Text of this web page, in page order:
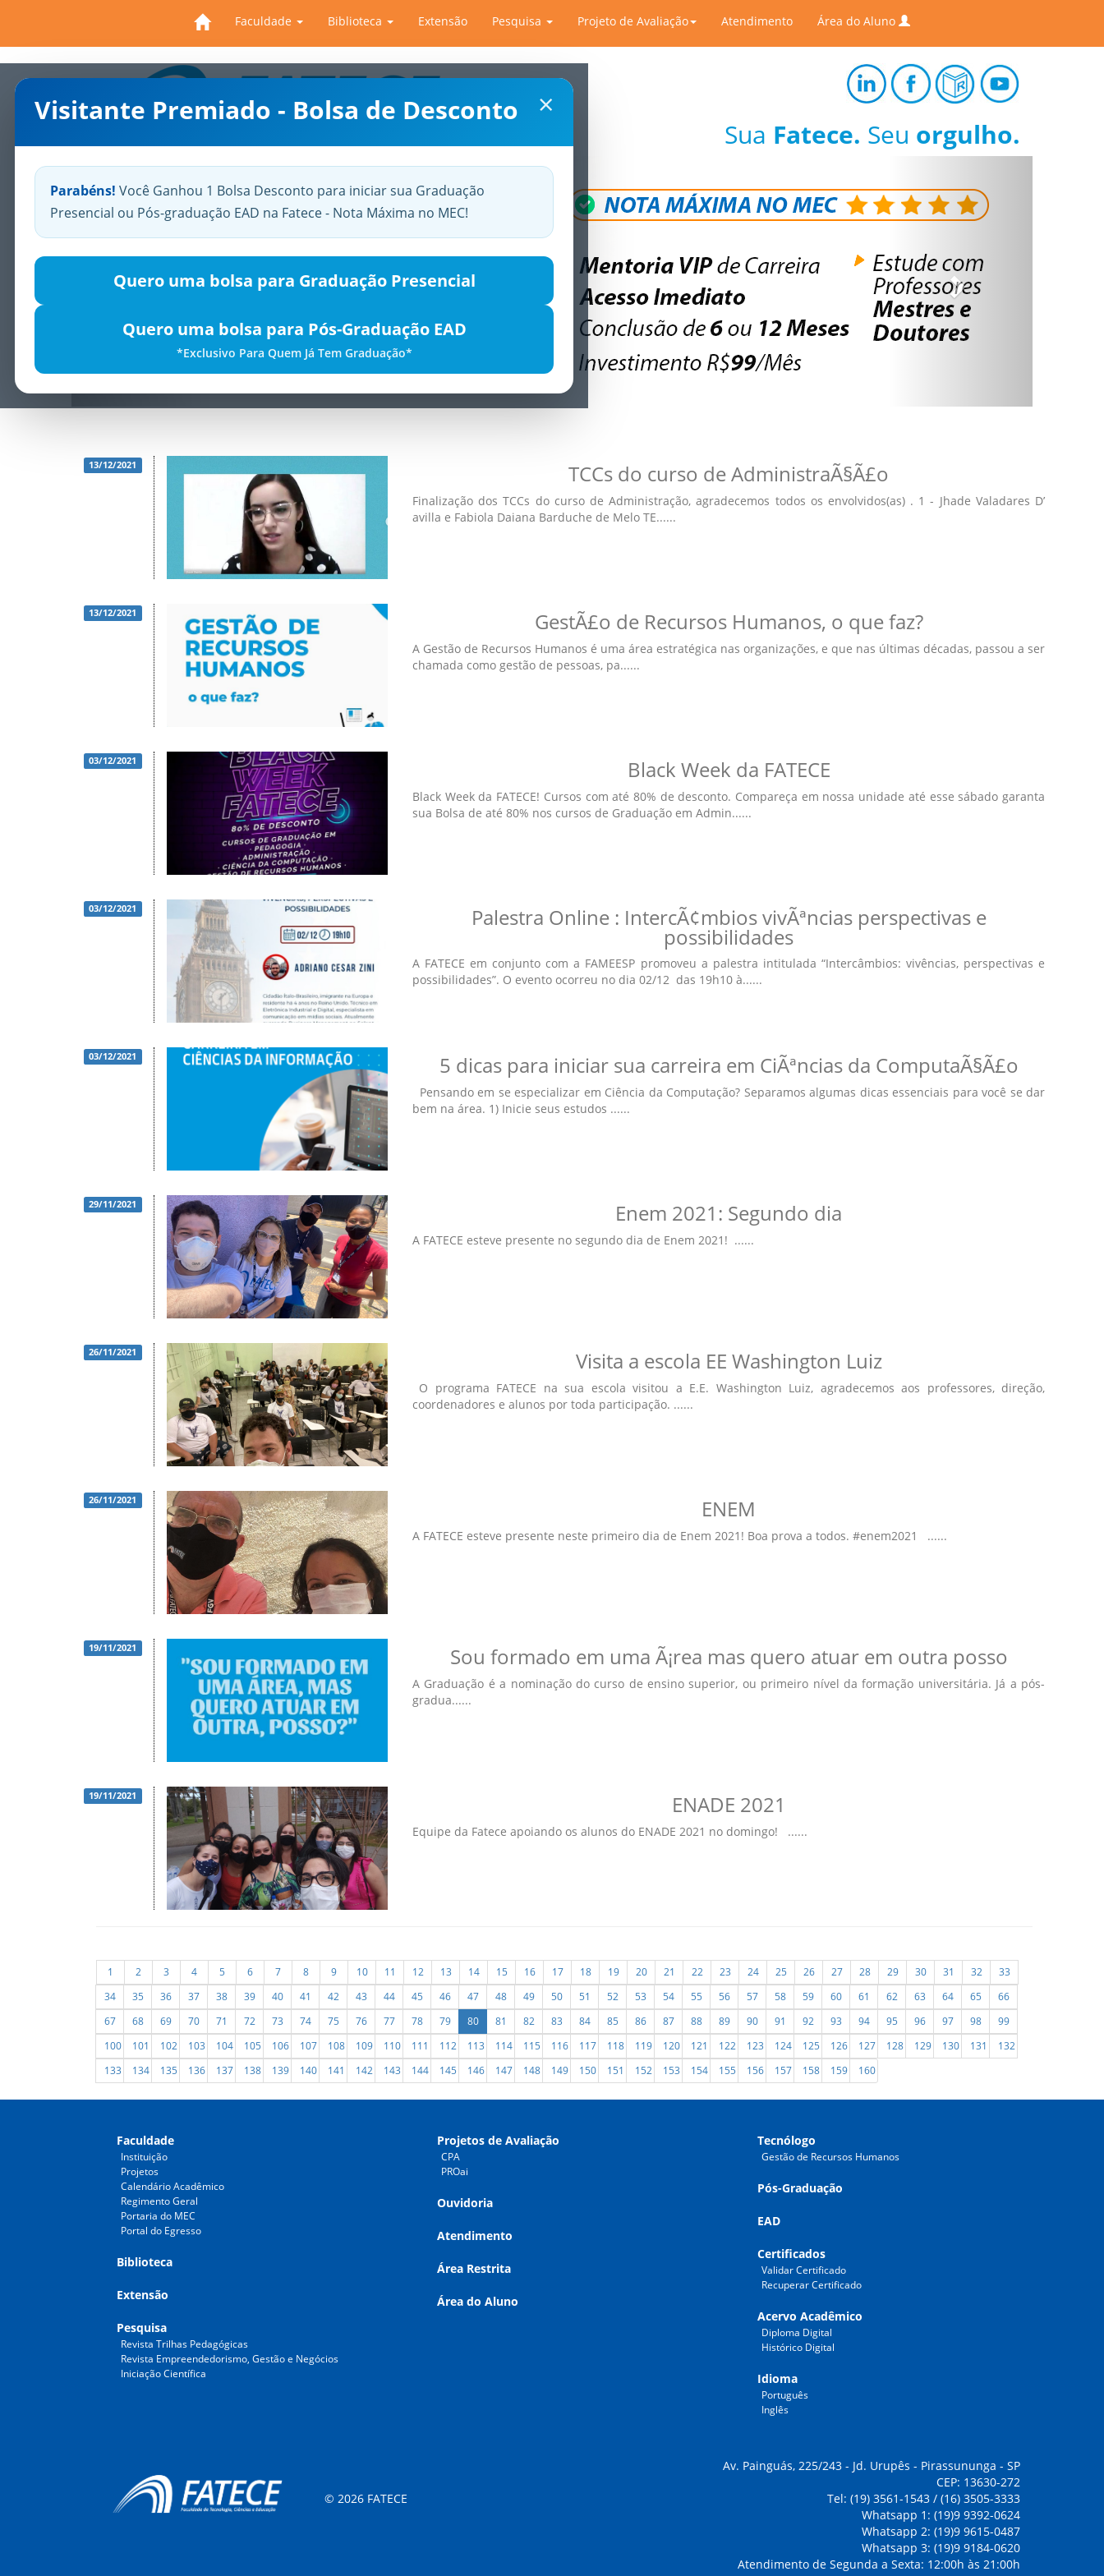
Faculdade Biblioteca Extensão Pesquisa Projeto de Avaliação Atendimento Área do Aluno
×
Visitante Premiado - Bolsa de Desconto
Parabéns! Você Ganhou 1 Bolsa Desconto para iniciar sua Graduação
Presencial ou Pós-graduação EAD na Fatece - Nota Máxima no MEC!
Quero uma bolsa para Graduação Presencial
Quero uma bolsa para Pós-Graduação EAD
*Exclusivo Para Quem Já Tem Graduação*
Sua Fatece. Seu orgulho.
Previous
13/12/2021 TCCs do curso de AdministraÃ§Ã£o
Finalização dos TCCs do curso de Administração, agradecemos todos os envolvidos(as) . 1 - Jhade Valadares D’
avilla e Fabiola Daiana Barduche de Melo TE......
13/12/2021 GestÃ£o de Recursos Humanos, o que faz?
A Gestão de Recursos Humanos é uma área estratégica nas organizações, e que nas últimas décadas, passou a ser
chamada como gestão de pessoas, pa......
03/12/2021 Black Week da FATECE
Black Week da FATECE! Cursos com até 80% de desconto. Compareça em nossa unidade até esse sábado garanta
sua Bolsa de até 80% nos cursos de Graduação em Admin......
03/12/2021 Palestra Online : IntercÃ¢mbios vivÃªncias perspectivas e
possibilidades
A FATECE em conjunto com a FAMEESP promoveu a palestra intitulada “Intercâmbios: vivências, perspectivas e
possibilidades”. O evento ocorreu no dia 02/12 das 19h10 à......
03/12/2021 5 dicas para iniciar sua carreira em CiÃªncias da ComputaÃ§Ã£o
Pensando em se especializar em Ciência da Computação? Separamos algumas dicas essenciais para você se dar
bem na área. 1) Inicie seus estudos ......
29/11/2021 Enem 2021: Segundo dia
A FATECE esteve presente no segundo dia de Enem 2021! ......
26/11/2021 Visita a escola EE Washington Luiz
O programa FATECE na sua escola visitou a E.E. Washington Luiz, agradecemos aos professores, direção,
coordenadores e alunos por toda participação. ......
26/11/2021 ENEM
A FATECE esteve presente neste primeiro dia de Enem 2021! Boa prova a todos. #enem2021 ......
19/11/2021 Sou formado em uma Ã¡rea mas quero atuar em outra posso
A Graduação é a nominação do curso de ensino superior, ou primeiro nível da formação universitária. Já a pós-
gradua......
19/11/2021 ENADE 2021
Equipe da Fatece apoiando os alunos do ENADE 2021 no domingo! ......
1 2 3 4 5 6 7 8 9 10 11 12 13 14 15 16 17 18 19 20 21 22 23 24 25 26 27 28 29 30 31 32
33
34
35 36 37 38 39 40 41 42 43 44 45 46 47 48 49 50 51 52 53 54 55 56 57 58 59 60 61 62 63 64 65
66
67
68 69 70 71 72 73 74 75 76 77 78 79 80 81 82 83 84 85 86 87 88 89 90 91 92 93 94 95 96 97 98
99
100
101 102 103 104 105 106 107 108 109 110 111 112 113 114 115 116 117 118 119 120 121 122 123 124 125 126 127 128 129 130 131
132
133
134 135 136 137 138 139 140 141 142 143 144 145 146 147 148 149 150 151 152 153 154 155 156 157 158 159 160
Faculdade
Instituição
Projetos
Calendário Acadêmico
Regimento Geral
Portaria do MEC
Portal do Egresso
Biblioteca
Extensão
Pesquisa
Revista Trilhas Pedagógicas
Revista Empreendedorismo, Gestão e Negócios
Iniciação Científica
Projetos de Avaliação
CPA
PROai
Ouvidoria
Atendimento
Área Restrita
Área do Aluno
Tecnólogo
Gestão de Recursos Humanos
Pós-Graduação
EAD
Certificados
Validar Certificado
Recuperar Certificado
Acervo Acadêmico
Diploma Digital
Histórico Digital
Idioma
Português
Inglês
© 2026 FATECE
Av. Painguás, 225/243 - Jd. Urupês - Pirassununga - SP
CEP: 13630-272
Tel: (19) 3561-1543 / (16) 3505-3333
Whatsapp 1: (19)9 9392-0624
Whatsapp 2: (19)9 9615-0487
Whatsapp 3: (19)9 9184-0620
Atendimento de Segunda a Sexta: 12:00h às 21:00h